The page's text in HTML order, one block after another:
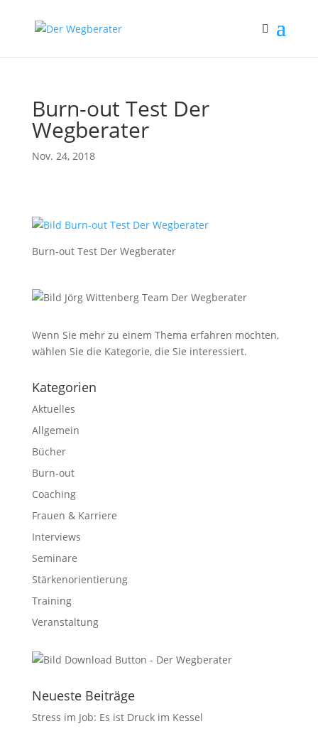
Burn-out Test Der
Wegberater
Nov. 24, 2018
Burn-out Test Der Wegberater
Wenn Sie mehr zu einem Thema erfahren möchten,
wählen Sie die Kategorie, die Sie interessiert.
Kategorien
Aktuelles
Allgemein
Bücher
Burn-out
Coaching
Frauen & Karriere
Interviews
Seminare
Stärkenorientierung
Training
Veranstaltung
Neueste Beiträge
Stress im Job: Es ist Druck im Kessel